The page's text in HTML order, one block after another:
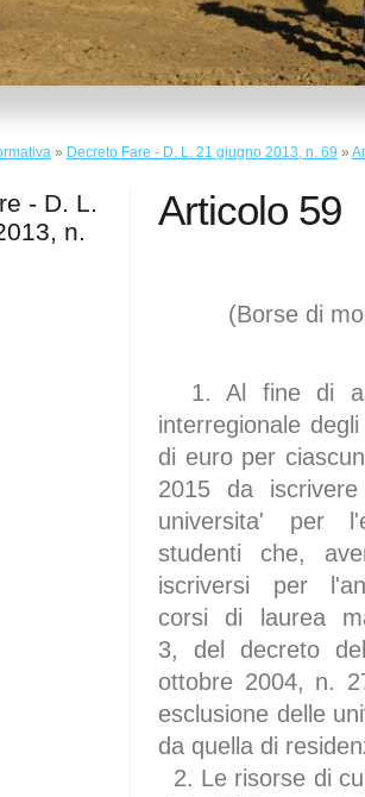
» Decreto Fare - D. L. 21 giugno 2013, n. 69 »
- D. L.
n.
Articolo 59
(Borse di
1. Al fine di
interregionale
di euro per
2015 da
universita' per
studenti che,
iscriversi per
corsi di laurea
3, del decreto del
ottobre 2004, n.
esclusione delle
da quella di
2. Le risorse di